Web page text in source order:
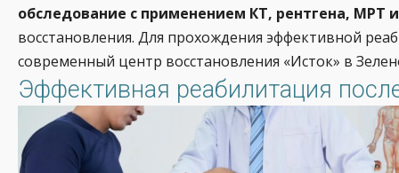
обследование с применением КТ, рентгена, МРТ
восстановления. Для прохождения эффективной
современный центр восстановления «Исток» в
Эффективная реабилитация